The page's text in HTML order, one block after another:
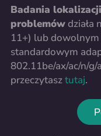
Badania
problemówdziała
11+) lub
standardowym
802.11be/ax/ac/n/
przeczytasztutaj.